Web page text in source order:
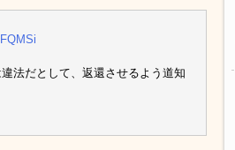
法だとして、返還させるよう道知